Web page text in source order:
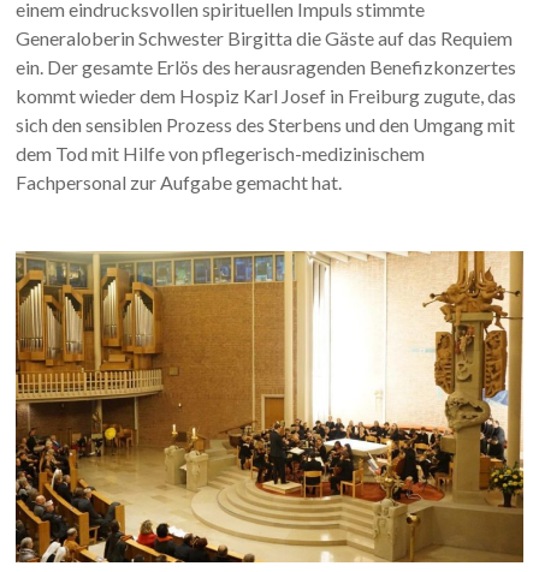
einem eindrucksvollen spirituellen Impuls stimmte
Generaloberin Schwester Birgitta die Gäste auf das Requiem
ein. Der gesamte Erlös des herausragenden Benefizkonzertes
kommt wieder dem Hospiz Karl Josef in Freiburg zugute, das
sich den sensiblen Prozess des Sterbens und den Umgang mit
dem Tod mit Hilfe von pflegerisch-medizinischem
Fachpersonal zur Aufgabe gemacht hat.